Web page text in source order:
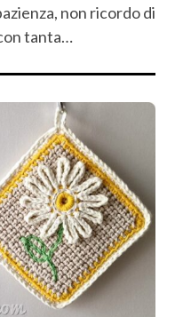
non ricordo di
tanta…